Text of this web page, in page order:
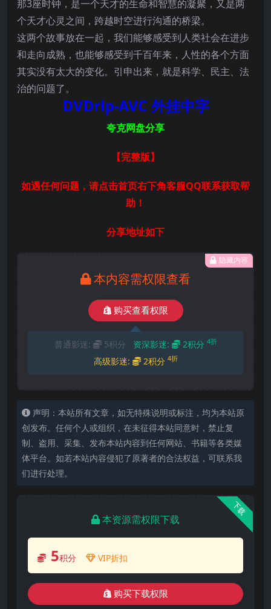
那3座时钟，是一个天才的生命和智慧的凝聚，又是两
个天才心灵之间，跨越时空进行沟通的桥梁。
这两个故事放在一起，我们能够感受到人类社会在进步
和走向成熟，也能够感受到千百年来，人性的各个方面
其实没有太大的变化。引申出来，就是科学、民主、法
治的问题了。
DVDrip-AVC 外挂中字
夸克网盘分享
【完整版】
如遇任何问题，请点击首页右下角客服QQ联系获取帮
助！
分享地址如下
隐藏内容
本内容需权限查看
购买查看权限
普通影迷: 5积分 资深影迷: 2积分 4折
高级影迷: 2积分 4折
声明：本站所有文章，如无特殊说明或标注，均为本站原
创发布。任何个人或组织，在未征得本站同意时，禁止复
制、盗用、采集、发布本站内容到任何网站、书籍等各类媒
体平台。如若本站内容侵犯了原著者的合法权益，可联系我
们进行处理。
下载
本资源需权限下载
5积分 VIP折扣
购买下载权限